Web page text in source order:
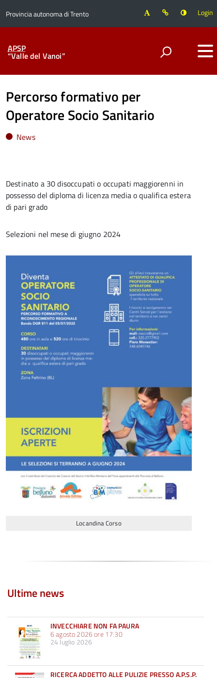
Provincia autonoma di Trento Login
APSP
“Valle del Vanoi”
Percorso formativo per
Operatore Socio Sanitario
News
Destinato a 30 disoccupati o occupati maggiorenni in
possesso del diploma di licenza media o qualifica estera
di pari grado
Selezioni nel mese di giugno 2024
Locandina Corso
Ultime news
INVECCHIARE NON FA PAURA
6 agosto 2026 ore 17:30
24 luglio 2026
RICERCA ADDETTO ALLE PULIZIE PRESSO A.P.S.P.